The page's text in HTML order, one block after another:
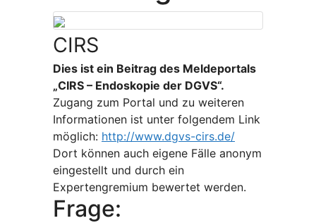
CIRS
Dies ist ein Beitrag des Meldeportals
„CIRS – Endoskopie der DGVS“.
Zugang zum Portal und zu weiteren
Informationen ist unter folgendem Link
möglich: http://www.dgvs-cirs.de/
Dort können auch eigene Fälle anonym
eingestellt und durch ein
Expertengremium bewertet werden.
Frage: